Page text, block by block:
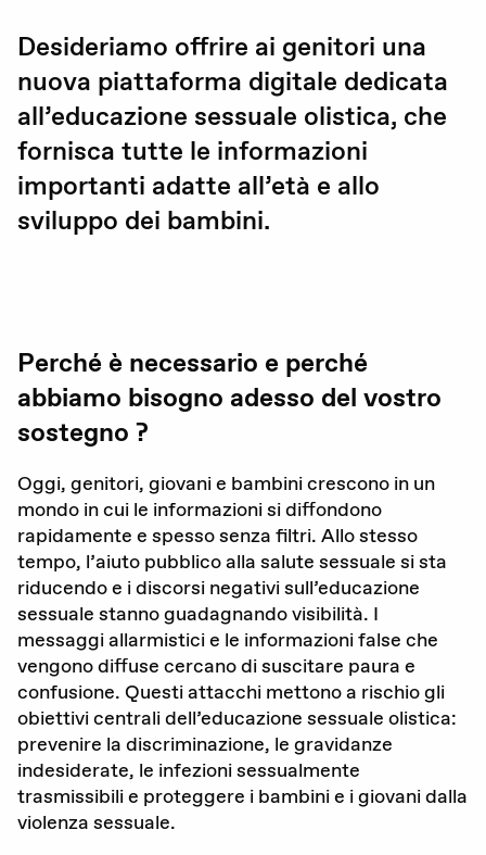
Contraccezione
Gravidanza (voluta / non voluta)
Educazione sessuale
Violenza sessuale
Formazione
Advocacy
Newsletter
Attualità
Agenda
Portale offerte d’impiego
Area stampa
Rete giovani
Attività di rete
Desideriamo offrire ai genitori una
nuova piattaforma digitale dedicata
all’educazione sessuale olistica, che
fornisca tutte le informazioni
importanti adatte all’età e allo
sviluppo dei bambini.
Perché è necessario e perché
abbiamo bisogno adesso del vostro
sostegno ?
Oggi, genitori, giovani e bambini crescono in un
mondo in cui le informazioni si diffondono
rapidamente e spesso senza filtri. Allo stesso
tempo, l’aiuto pubblico alla salute sessuale si sta
riducendo e i discorsi negativi sull’educazione
sessuale stanno guadagnando visibilità. I
messaggi allarmistici e le informazioni false che
vengono diffuse cercano di suscitare paura e
confusione. Questi attacchi mettono a rischio gli
obiettivi centrali dell’educazione sessuale olistica:
prevenire la discriminazione, le gravidanze
indesiderate, le infezioni sessualmente
trasmissibili e proteggere i bambini e i giovani dalla
violenza sessuale.